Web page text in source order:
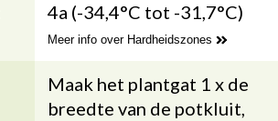
4a (-34,4°C tot -31,7°C)
Meer info over Hardheidszones
Maak het plantgat 1 x de
breedte van de potkluit,